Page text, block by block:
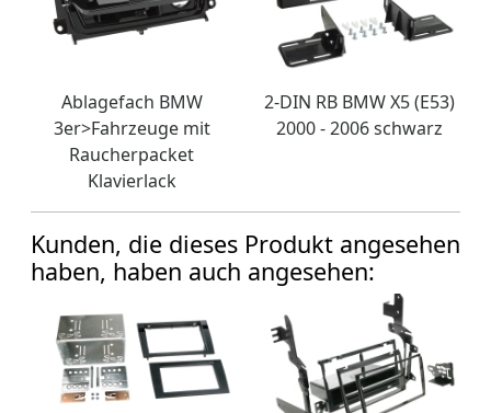
Ablagefach BMW
3er>Fahrzeuge mit
Raucherpacket
Klavierlack
2-DIN RB BMW X5 (E53)
2000 - 2006 schwarz
Kunden, die dieses Produkt angesehen
haben, haben auch angesehen: